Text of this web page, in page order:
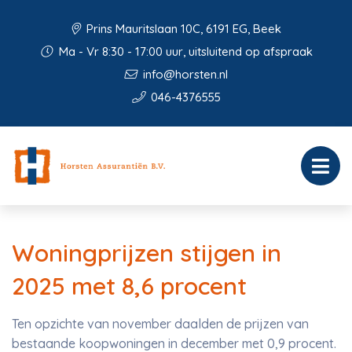
Prins Mauritslaan 10C, 6191 EG, Beek
Ma - Vr 8:30 - 17:00 uur, uitsluitend op afspraak
info@horsten.nl
046-4376555
Woningprijzen stijgen in
2025 met 8,6 procent
Ten opzichte van november daalden de prijzen van
bestaande koopwoningen in december met 0,9 procent.